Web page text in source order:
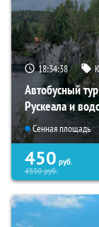
18:34:37
Автобусный
Рускеала и
Сенная площадь
450 руб.
4550руб.